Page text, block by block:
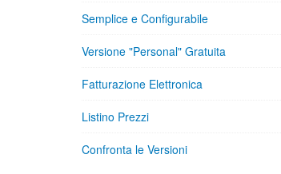
Semplice e Configurabile
Versione "Personal" Gratuita
Fatturazione Elettronica
Listino Prezzi
Confronta le Versioni